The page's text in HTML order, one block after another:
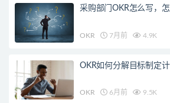
采购部门OKR怎么写，
OKR 7月前 4.9K
OKR如何分解目标制定计
OKR 6月前 9.5K